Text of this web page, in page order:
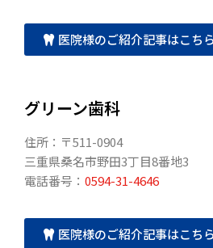
医院様のご紹介記事はこちら
グリーン歯科
住所：〒511-0904
三重県桑名市野田3丁目8番地3
電話番号： 0594-31-4646
医院様のご紹介記事はこちら